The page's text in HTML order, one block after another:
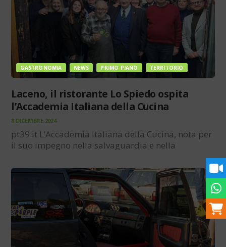
GASTRONOMIA NEWS PRIMO PIANO TERRITORIO
Laceno, il ristorante Lo Spiedo ospita
l’Accademia Italiana della Cucina
8 DICEMBRE 2024
pt39.it L’Accademia Italiana della Cucina, nota per
il suo impegno nella salvaguardia e nella
scelto i ristorante Lo Spiedo, sull’altopiano
Laceno, come location per un pranzo speciale alla
riscoperta dei sapori e delle tradizioni irpine,…